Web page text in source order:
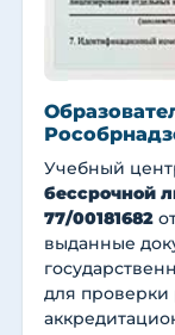
Учебный
бессрочной
77/00181682
выданные
для проверки